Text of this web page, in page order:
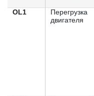
OL1
Перегрузка
двигателя